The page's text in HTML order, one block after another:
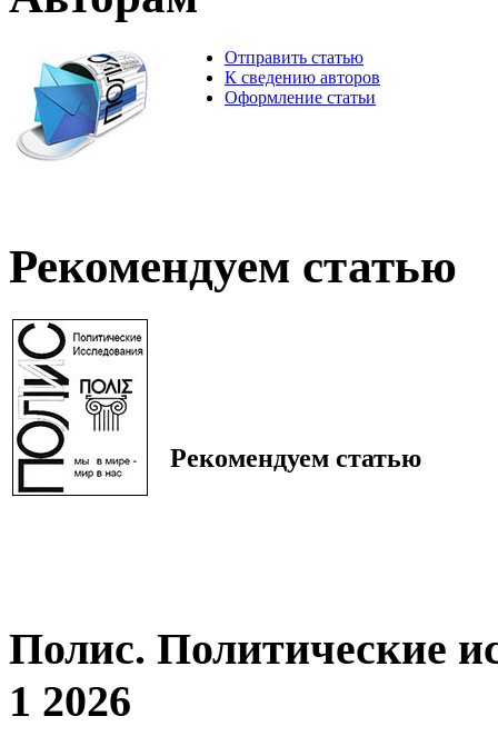
Отправить статью
К сведению авторов
Оформление статьи
Рекомендуем статью
Рекомендуем статью
Полис. Политические
1 2026